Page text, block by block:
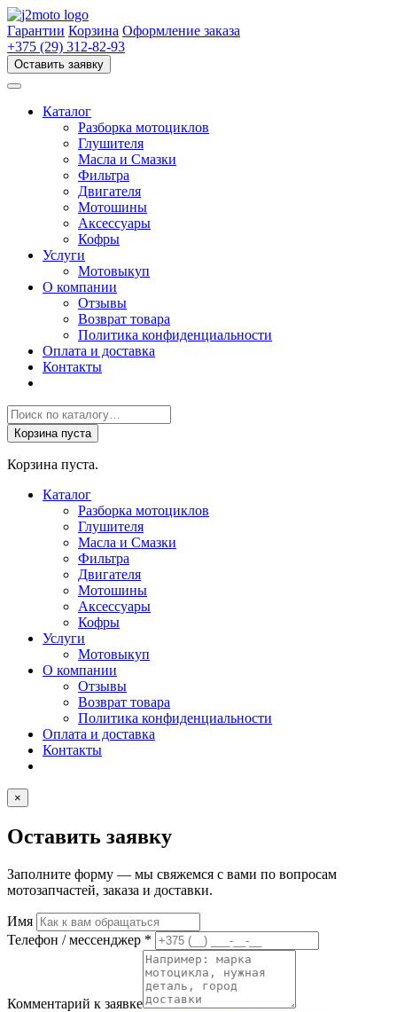
Перейти
к
содержимому
Гарантии Корзина Оформление заказа
+375 (29) 312-82-93
Оставить заявку
Каталог
Разборка мотоциклов
Глушителя
Масла и Смазки
Фильтра
Двигателя
Мотошины
Аксессуары
Кофры
Услуги
Мотовыкуп
О компании
Отзывы
Возврат товара
Политика конфиденциальности
Оплата и доставка
Контакты
Поиск
товаров
Корзина пуста
Корзина пуста.
Каталог
Разборка мотоциклов
Глушителя
Масла и Смазки
Фильтра
Двигателя
Мотошины
Аксессуары
Кофры
Услуги
Мотовыкуп
О компании
Отзывы
Возврат товара
Политика конфиденциальности
Оплата и доставка
Контакты
×
Оставить заявку
Заполните форму — мы свяжемся с вами по вопросам
мотозапчастей, заказа и доставки.
Имя
Телефон / мессенджер *
Комментарий к заявке